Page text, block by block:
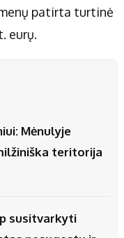
patirta turtinė
eurų.
Mėnulyje
teritorija
susitvarkyti